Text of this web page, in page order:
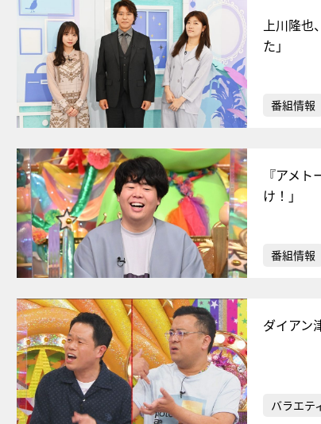
上川隆也
た」
番組情報
『アメ
け！」
番組情報
ダイアン
バラエテ